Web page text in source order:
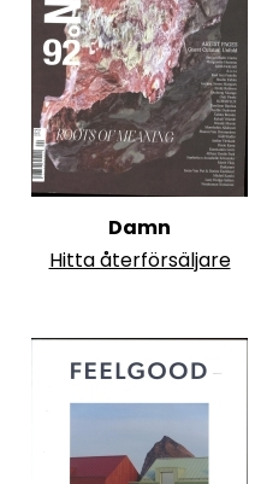
Damn
Hitta återförsäljare